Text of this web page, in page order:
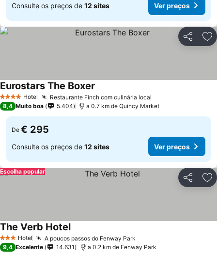
Consulte os preços de 12 sites Ver preços
Partilhar
4 EstrelasHotel Restaurante Finch com culinária local
Eurostars The Boxer
8,4 Muito boa 5.404 a 0.7 km de Quincy Market
De € 295
Consulte os preços de 12 sites Ver preços
Partilhar
Escolha popular
3 EstrelasHotel A poucos passos do Fenway Park
The Verb Hotel
9,4 Excelente 14.631 a 0.2 km de Fenway Park